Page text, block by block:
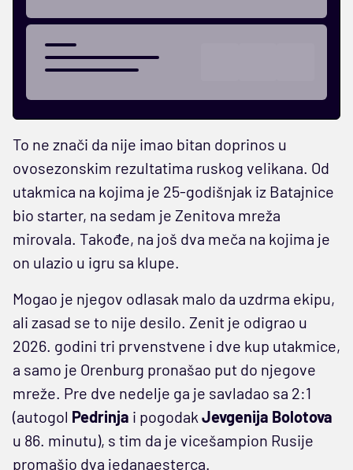
To ne znači da nije imao bitan doprinos u
ovosezonskim rezultatima ruskog velikana. Od
utakmica na kojima je 25-godišnjak iz Batajnice
bio starter, na sedam je Zenitova mreža
mirovala. Takođe, na još dva meča na kojima je
on ulazio u igru sa klupe.
Mogao je njegov odlasak malo da uzdrma ekipu,
ali zasad se to nije desilo. Zenit je odigrao u
2026. godini tri prvenstvene i dve kup utakmice,
a samo je Orenburg pronašao put do njegove
mreže. Pre dve nedelje ga je savladao sa 2:1
(autogol Pedrinja i pogodak Jevgenija Bolotova
u 86. minutu), s tim da je vicešampion Rusije
promašio dva jedanaesterca.